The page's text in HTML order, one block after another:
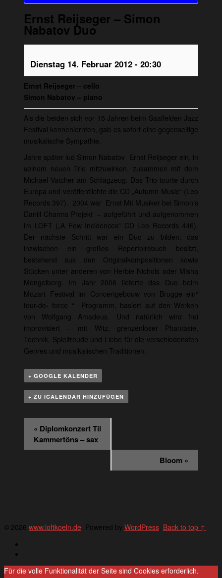
Ernst Reijseger – Simon
Nabatov Duo
Dienstag 14. Februar 2012 - 20:30
Ernst Reijseger – cello
Simon Nabatov – piano
Als die beiden sich vor 15 Jahren beim Saalfelden Jazz
Festival kennenlernten, gab es sofort eine gegenseitige
musikalische Sympathie.
Jahre später lud Simon Nabatov Ernst Reijseger ein, in
seinem neuen Trio mitzuwirken, zusammen mit dem
Michael Vatcher am Schlagzeug. Das Trio tourte durch
Europa und veröffentlichte die CD „Autumn Music“ (Leo
Records 397). 2004 war Ernst Mit Musiker bei Simon’s
Daniil Charms Projekt – aufgeführt und aufgenommen
im LOFT („A Few Incidences“ CD Leo Records 446).
Der nächste Schritt war ein Duo zu bilden, das
inzwischen ein großes Repertoirebuch besitzt,
bestehend aus den Originalkompositionen sowie
Stücken unter anderen von Herbie Nichols oder Misha
Mengelberg. Im Jahr 2006 lieferte das Duo beim
Mozart Festival im Concertgebouw von Brugge ein“
tour-de- force “ Programm, basiert auf den Werken
von Wolfgang Amadeus. Und natürlich wird frei
improvisiert – mit Witz, grenzenloser Phantasie,
Technik, Spielfreude und Liebe für die verschiedensten
Genres und musikalischen Traditionen.
+ GOOGLE KALENDER
+ ZU ICALENDAR HINZUFÜGEN
Veranstaltung
Navigation
« Diplomkonzert Til
Kammertöns – sax
Bloom »
© 2026 www.loftkoeln.de . Powered by WordPress Back to top ↑
Für die volle Funktionalität der Seite sind Cookies erforderlich.